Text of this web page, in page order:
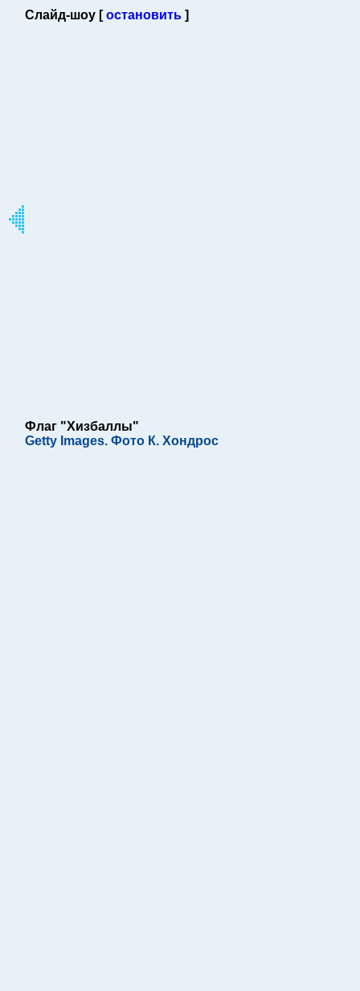
Слайд-шоу [остановить]
Флаг "Хизбаллы"
Getty Images. Фото К. Хондрос